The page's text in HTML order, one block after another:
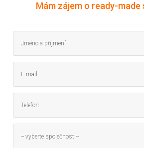
Mám zájem o ready-made
-- vyberte společnost --